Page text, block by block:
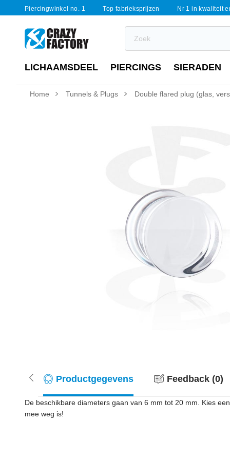
Piercingwinkel no. 1 Top fabrieksprijzen Nr 1 in kwaliteit
LICHAAMSDEEL PIERCINGS SIERADEN
Home Tunnels & Plugs Double flared plug (glas,
Productgegevens Feedback (0)
De beschikbare diameters gaan van 6 mm tot 20 mm. Kies
mee weg is!